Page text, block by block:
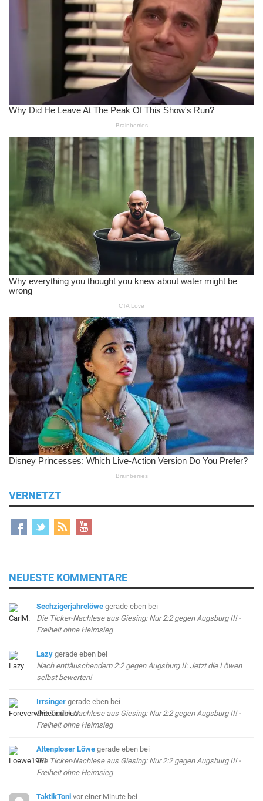
VERNETZT
NEUESTE KOMMENTARE
Sechzigerjahrelöwe gerade eben bei
Die Ticker-Nachlese aus Giesing: Nur 2:2 gegen Augsburg II! -
Freiheit ohne Heimsieg
Lazy gerade eben bei
Nach enttäuschendem 2:2 gegen Augsburg II: Jetzt die Löwen
selbst bewerten!
Irrsinger gerade eben bei
Die Ticker-Nachlese aus Giesing: Nur 2:2 gegen Augsburg II! -
Freiheit ohne Heimsieg
Altenploser Löwe gerade eben bei
Die Ticker-Nachlese aus Giesing: Nur 2:2 gegen Augsburg II! -
Freiheit ohne Heimsieg
TaktikToni vor einer Minute bei